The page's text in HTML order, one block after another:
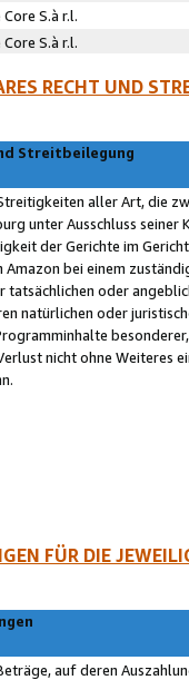
S.à r.l.
S.à r.l.
RECHT UND
Streitbeilegung
aller Art, die
unter Ausschluss
der Gerichte im
Amazon bei einem
tatsächlichen oder
natürlichen oder
nicht ohne Weiteres
FÜR DIE
auf deren